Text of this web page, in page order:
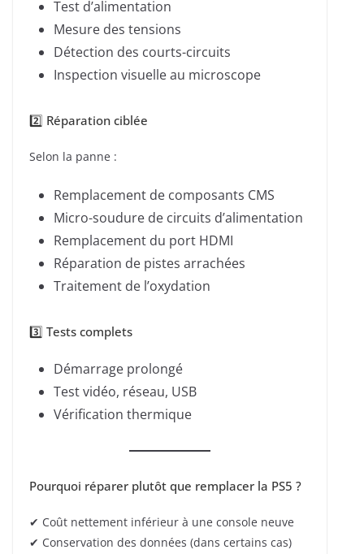
Test d’alimentation
Mesure des tensions
Détection des courts-circuits
Inspection visuelle au microscope
2️⃣ Réparation ciblée
Selon la panne :
Remplacement de composants CMS
Micro-soudure de circuits d’alimentation
Remplacement du port HDMI
Réparation de pistes arrachées
Traitement de l’oxydation
3️⃣ Tests complets
Démarrage prolongé
Test vidéo, réseau, USB
Vérification thermique
Pourquoi réparer plutôt que remplacer la PS5 ?
✔ Coût nettement inférieur à une console neuve
✔ Conservation des données (dans certains cas)